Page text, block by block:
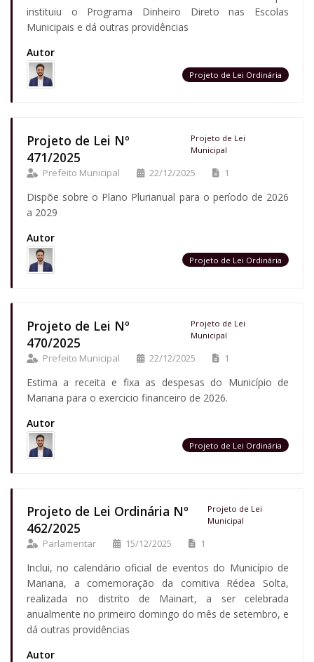
instituiu o Programa Dinheiro Direto nas Escolas
Municipais e dá outras providências
Autor
Projeto de Lei Ordinária
Projeto de Lei Nº
471/2025
Projeto de Lei
Municipal
Prefeito Municipal 22/12/2025 1
Dispõe sobre o Plano Plurianual para o período de 2026
a 2029
Autor
Projeto de Lei Ordinária
Projeto de Lei Nº
470/2025
Projeto de Lei
Municipal
Prefeito Municipal 22/12/2025 1
Estima a receita e fixa as despesas do Município de
Mariana para o exercicio financeiro de 2026.
Autor
Projeto de Lei Ordinária
Projeto de Lei Ordinária Nº
462/2025
Projeto de Lei
Municipal
Parlamentar 15/12/2025 1
Inclui, no calendário oficial de eventos do Município de
Mariana, a comemoração da comitiva Rédea Solta,
realizada no distrito de Mainart, a ser celebrada
anualmente no primeiro domingo do mês de setembro, e
dá outras providências
Autor